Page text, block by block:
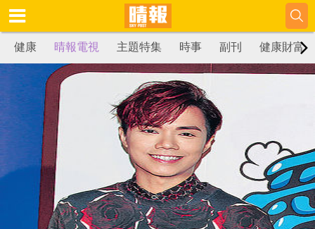
健康 晴報電視 主題特集 時事 副刊 健康財富